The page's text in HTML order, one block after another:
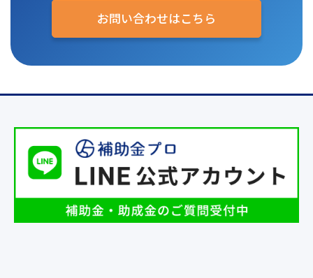
お問い合わせはこちら